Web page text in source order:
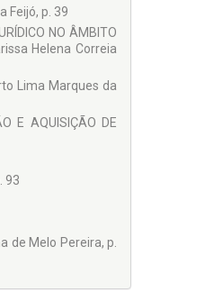
Feijó, p. 39
NO ÂMBITO
Helena Correia
Lima Marques da
E AQUISIÇÃO DE
93
de Melo Pereira, p.